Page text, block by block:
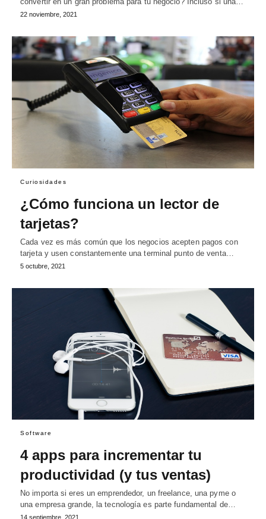
22 noviembre, 2021
Curiosidades
¿Cómo funciona un lector de
tarjetas?
Cada vez es más común que los negocios acepten pagos con
tarjeta y usen constantemente una terminal punto de venta…
5 octubre, 2021
Software
4 apps para incrementar tu
productividad (y tus ventas)
No importa si eres un emprendedor, un freelance, una pyme o
una empresa grande, la tecnología es parte fundamental de…
14 septiembre, 2021